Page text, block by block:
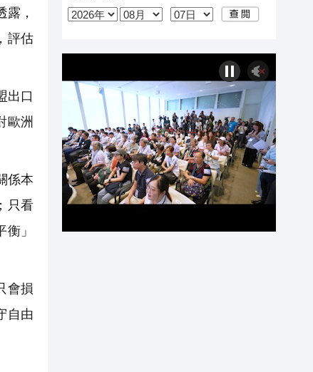
露，
評估
出口
歐洲
係本
只看
」
會損
自由